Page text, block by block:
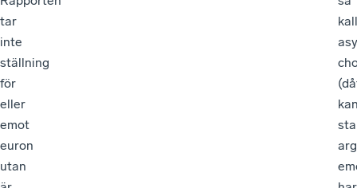
tar
inte
ställning
för
eller
emot
euron
utan